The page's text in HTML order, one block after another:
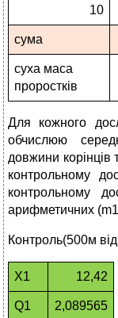
10
сума
суха маса
проростків
Для кожного
обчислюю
довжини корінців
контрольному
контрольному
арифметичних (m1
Контроль(500м
Х1 12,42
Q1 2,089565